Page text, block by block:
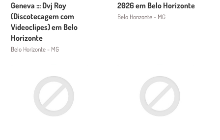
Geneva ::: Dvj Roy
(Discotecagem com
Videoclipes) em Belo
Horizonte
Belo Horizonte - MG
2026 em Belo Horizonte
Belo Horizonte - MG